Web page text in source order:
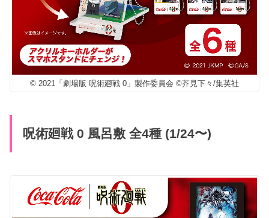
© 2021「劇場版 呪術廻戦 0」製作委員会 ©芥見下々/集英社
呪術廻戦 0 風呂敷 全4種 (1/24〜)